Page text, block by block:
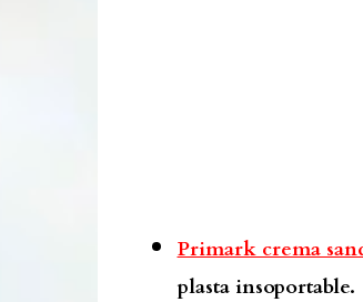
Primark crema
plasta insoportable.